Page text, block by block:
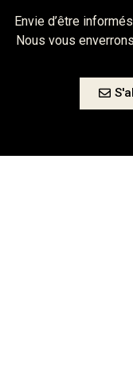
Envie d’être
Nous vous